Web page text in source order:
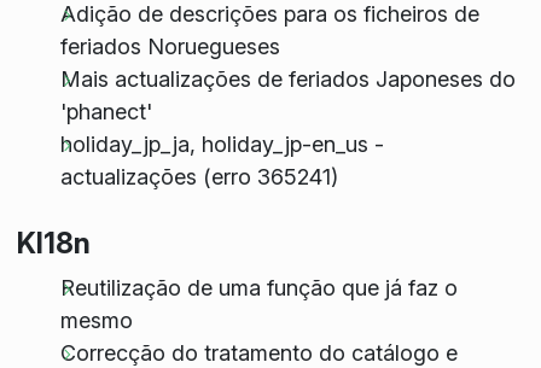
Adição de descrições para os ficheiros de
feriados Noruegueses
Mais actualizações de feriados Japoneses do
'phanect'
holiday_jp_ja, holiday_jp-en_us -
actualizações (erro 365241)
KI18n
Reutilização de uma função que já faz o
mesmo
Correcção do tratamento do catálogo e